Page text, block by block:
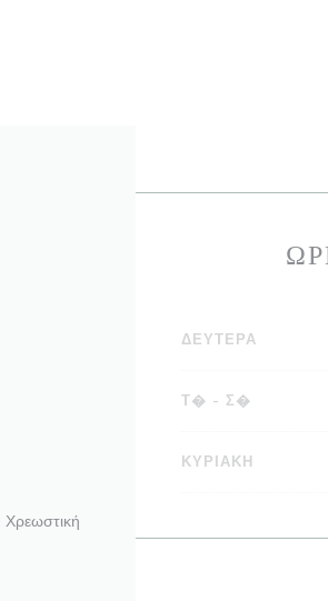
ΔΕΥΤΈΡΑ
Τ� - Σ�
ΚΥΡΙΑΚΉ